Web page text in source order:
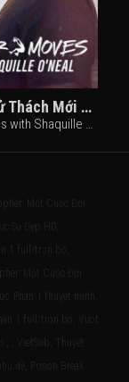
Những Thử Thách Mới Của Shaquille O'Neal
Power Moves with Shaquille O'Neal (2025)
Một Cuộc Đời
Sự Đẹp HD,
1 full/trọn bộ,
Một Cuộc Đời
Phan 1 thuyet minh,
1 full/tron bo, Vuot
, VietSub, Thuyết
đề, Prison Break: